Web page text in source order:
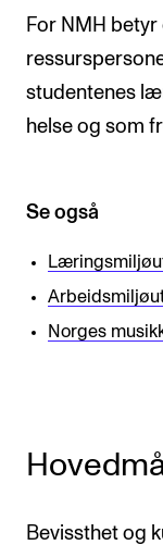
Markedsføring,
Konsertopptak
Organisering av
Biblioteket
For NMH
studentenes
helse og som
Se også
Norges
Bevissthet og